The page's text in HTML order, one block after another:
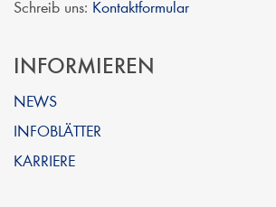
Schreib uns: Kontaktformular
INFORMIEREN
NEWS
INFOBLÄTTER
KARRIERE